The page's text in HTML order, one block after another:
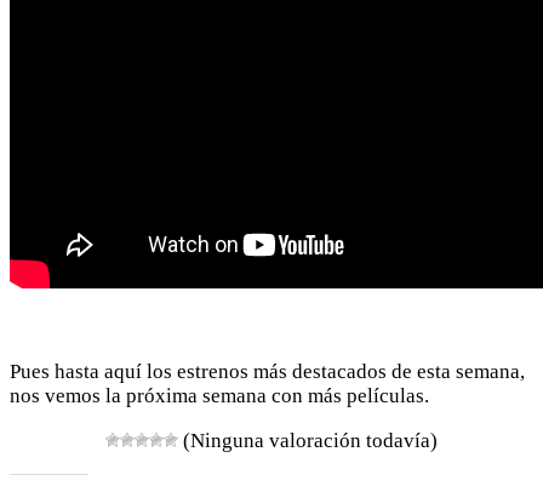
Pues hasta aquí los estrenos más destacados de esta semana,
nos vemos la próxima semana con más películas.
(Ninguna valoración todavía)